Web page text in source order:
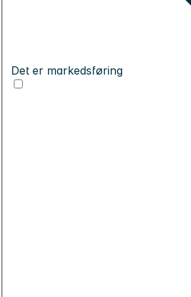
Det er markedsføring